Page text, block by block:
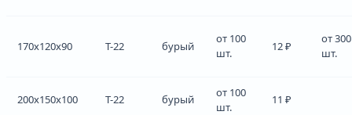
170x120x90 Т-22 бурый
от 100
шт.
12 ₽
от 300
шт.
200x150x100 Т-22 бурый
от 100
шт.
11 ₽